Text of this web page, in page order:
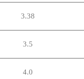
3.38
3.5
4.0